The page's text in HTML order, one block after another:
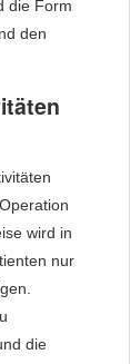
die Form
den
wird in
nur
die